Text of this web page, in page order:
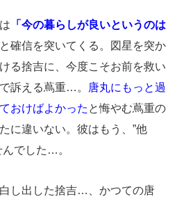
「今の暮らしが良いというのは
と確信を突いてくる。図星を突か
る捨吉に、今度こそお前を救い
訴える蔦重…。
唐丸にもっと過
おけばよかった と悔やむ蔦重の
に違いない。彼はもう、”他
んでした…。
し出した捨吉…、かつての唐